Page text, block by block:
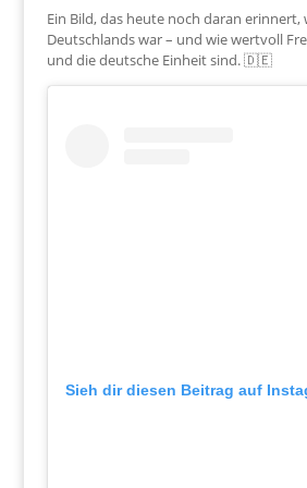
Ein Bild, das heute noch daran erinnert,
Deutschlands war – und wie wertvoll
und die deutsche Einheit sind. 🇩🇪
Sieh dir diesen Beitrag auf